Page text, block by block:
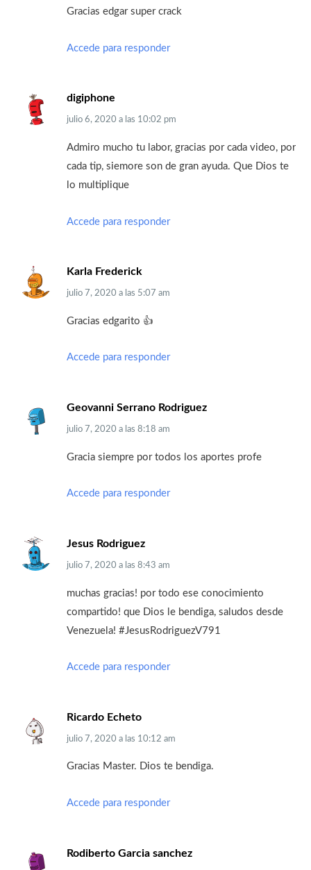
Gracias edgar super crack
Accede para responder
digiphone
julio 6, 2020 a las 10:02 pm
Admiro mucho tu labor, gracias por cada video, por
cada tip, siemore son de gran ayuda. Que Dios te
lo multiplique
Accede para responder
Karla Frederick
julio 7, 2020 a las 5:07 am
Gracias edgarito 👍
Accede para responder
Geovanni Serrano Rodriguez
julio 7, 2020 a las 8:18 am
Gracia siempre por todos los aportes profe
Accede para responder
Jesus Rodriguez
julio 7, 2020 a las 8:43 am
muchas gracias! por todo ese conocimiento
compartido! que Dios le bendiga, saludos desde
Venezuela! #JesusRodriguezV791
Accede para responder
Ricardo Echeto
julio 7, 2020 a las 10:12 am
Gracias Master. Dios te bendiga.
Accede para responder
Rodiberto Garcia sanchez